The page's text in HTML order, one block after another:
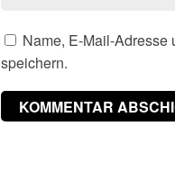
Name, E-Mail-Adresse
speichern.